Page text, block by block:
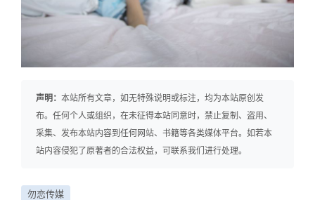
声明： 本站所有文章，如无特殊说明或标注，均为本站原创发
布。任何个人或组织，在未征得本站同意时，禁止复制、盗用、
采集、发布本站内容到任何网站、书籍等各类媒体平台。如若本
站内容侵犯了原著者的合法权益，可联系我们进行处理。
勿恋传媒